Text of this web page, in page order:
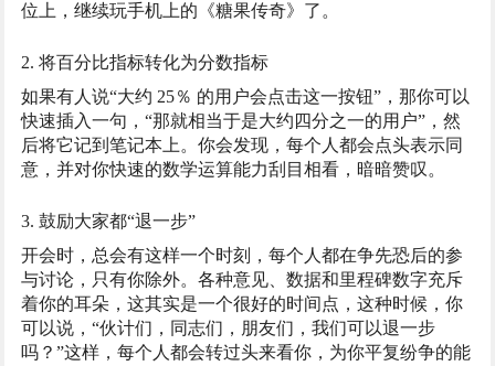
位上，继续玩手机上的《糖果传奇》了。
2. 将百分比指标转化为分数指标
如果有人说“大约 25％ 的用户会点击这一按钮”，那你可以
快速插入一句，“那就相当于是大约四分之一的用户”，然
后将它记到笔记本上。你会发现，每个人都会点头表示同
意，并对你快速的数学运算能力刮目相看，暗暗赞叹。
3. 鼓励大家都“退一步”
开会时，总会有这样一个时刻，每个人都在争先恐后的参
与讨论，只有你除外。各种意见、数据和里程碑数字充斥
着你的耳朵，这其实是一个很好的时间点，这种时候，你
可以说，“伙计们，同志们，朋友们，我们可以退一步
吗？”这样，每个人都会转过头来看你，为你平复纷争的能